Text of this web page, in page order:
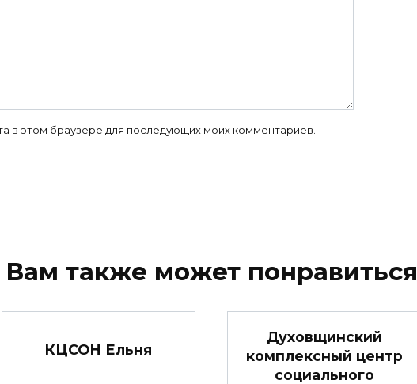
в этом браузере для последующих моих комментариев.
Вам также может понравиться
КЦСОН Ельня
Духовщинский
комплексный центр
социального